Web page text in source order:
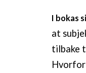
I bokas
at
tilbake
Hvorfor